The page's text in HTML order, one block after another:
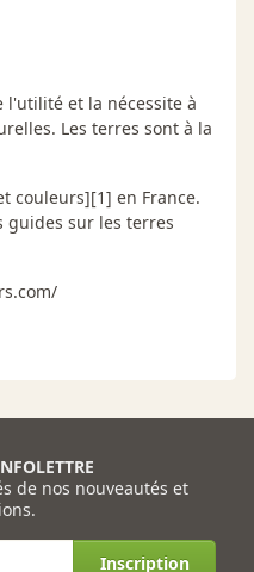
l'utilité et la nécessite à
Les terres sont à la
couleurs][1] en France.
sur les terres
de nos nouveautés et
Inscription